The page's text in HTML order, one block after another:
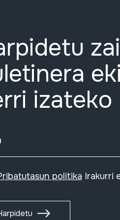
izateko
politika Irakurri